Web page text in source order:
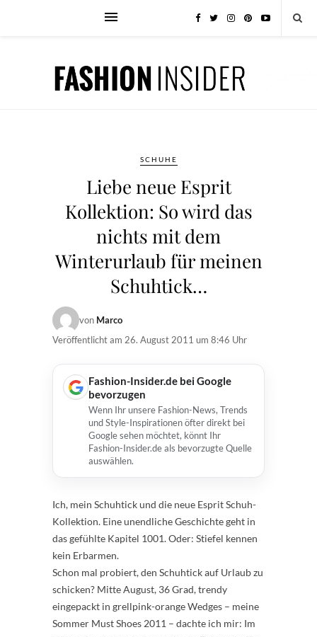
SCHUHE
Liebe neue Esprit
Kollektion: So wird das
nichts mit dem
Winterurlaub für meinen
Schuhtick…
von Marco
Veröffentlicht am 26. August 2011 um 8:46 Uhr
Fashion-Insider.de bei Google
bevorzugen
Wenn Ihr unsere Fashion-News, Trends
und Style-Inspirationen öfter direkt bei
Google sehen möchtet, könnt Ihr
Fashion-Insider.de als bevorzugte Quelle
auswählen.
Ich, mein Schuhtick und die neue Esprit Schuh-
Kollektion. Eine unendliche Geschichte geht in
das gefühlte Kapitel 1001. Oder: Stiefel kennen
kein Erbarmen.
Schon mal probiert, den Schuhtick auf Urlaub zu
schicken? Mitte August, 36 Grad, trendy
eingepackt in grellpink-orange Wedges – meine
Sommer Must Shoes 2011 – dachte ich mir: Im